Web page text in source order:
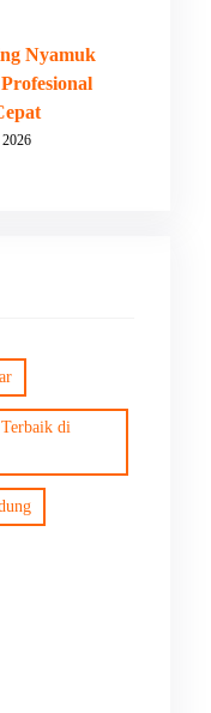
Nyamuk
Terbaik di